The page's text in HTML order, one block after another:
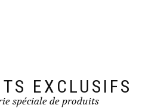
EXCLUSIFS
spéciale de produits